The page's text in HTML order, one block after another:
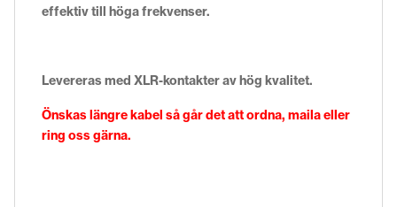
effektiv till höga frekvenser.
Levereras med XLR-kontakter av hög kvalitet.
Önskas längre kabel så går det att ordna, mailaeller
ring oss gärna.